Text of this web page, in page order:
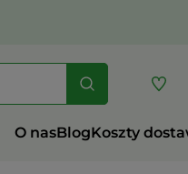
O nasBlogKoszty